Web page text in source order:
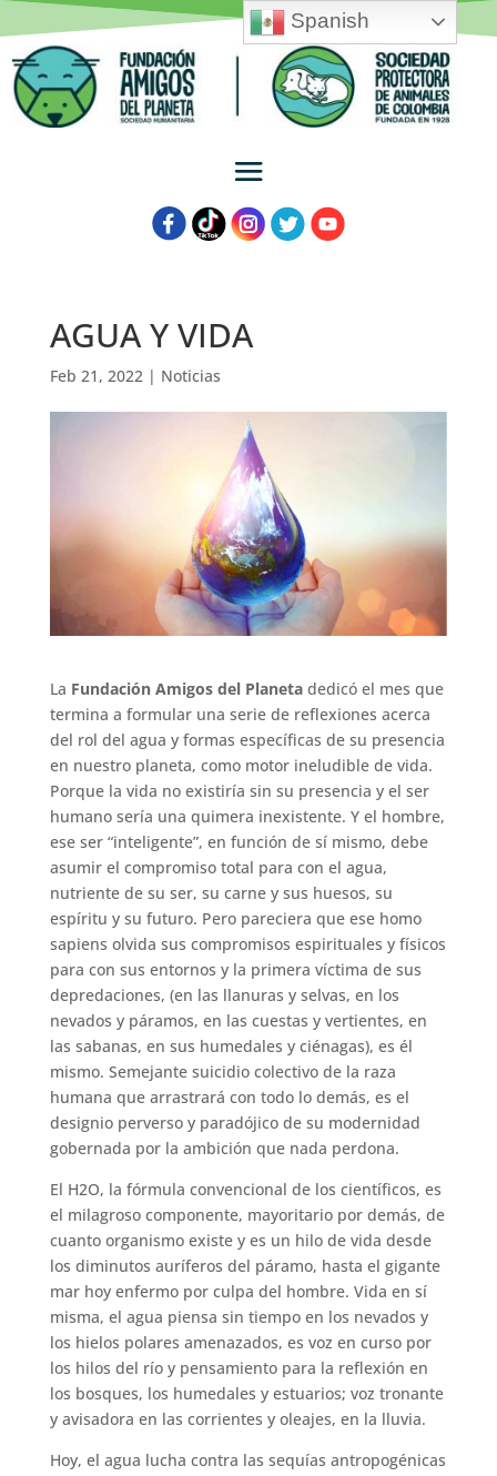
AGUA Y VIDA
Feb 21, 2022| Noticias
La Fundación Amigos del Planetadedicó el mes que
termina a formular una serie de reflexiones acerca
del rol del agua y formas específicas de su presencia
en nuestro planeta, como motor ineludible de vida.
Porque la vida no existiría sin su presencia y el ser
humano sería una quimera inexistente. Y el hombre,
ese ser “inteligente”, en función de sí mismo, debe
asumir el compromiso total para con el agua,
nutriente de su ser, su carne y sus huesos, su
espíritu y su futuro. Pero pareciera que ese homo
sapiens olvida sus compromisos espirituales y físicos
para con sus entornos y la primera víctima de sus
depredaciones, (en las llanuras y selvas, en los
nevados y páramos, en las cuestas y vertientes, en
las sabanas, en sus humedales y ciénagas), es él
mismo. Semejante suicidio colectivo de la raza
humana que arrastrará con todo lo demás, es el
designio perverso y paradójico de su modernidad
gobernada por la ambición que nada perdona.
El H2O, la fórmula convencional de los científicos, es
el milagroso componente, mayoritario por demás, de
cuanto organismo existe y es un hilo de vida desde
los diminutos auríferos del páramo, hasta el gigante
mar hoy enfermo por culpa del hombre. Vida en sí
misma, el agua piensa sin tiempo en los nevados y
los hielos polares amenazados, es voz en curso por
los hilos del río y pensamiento para la reflexión en
los bosques, los humedales y estuarios; voz tronante
y avisadora en las corrientes y oleajes, en la lluvia.
Hoy, el agua lucha contra las sequías antropogénicas
Spanish